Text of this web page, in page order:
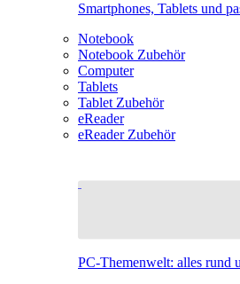
Smartphones, Tablets und
Notebook
Notebook Zubehör
Computer
Tablets
Tablet Zubehör
eReader
eReader Zubehör
PC-Themenwelt: alles rund